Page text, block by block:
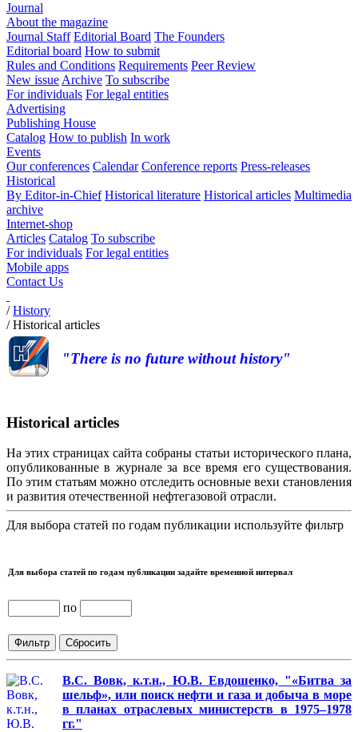
Journal
About the magazine
Journal Staff Editorial Board The Founders
Editorial board How to submit
Rules and Conditions Requirements Peer Review
New issue Archive To subscribe
For individuals For legal entities
Advertising
Publishing House
Catalog How to publish In work
Events
Our conferences Calendar Conference reports Press-releases
Historical
By Editor-in-Chief Historical literature Historical articles Multimedia
archive
Internet-shop
Articles Catalog To subscribe
For individuals For legal entities
Mobile apps
Contact Us
/History
/Historical articles
"There is no future without history"
Historical articles
На этих страницах сайта собраны статьи исторического плана,
опубликованные в журнале за все время его существования.
По этим статьям можно отследить основные вехи становления
и развития отечественной нефтегазовой отрасли.
Для выбора статей по годам публикации используйте фильтр
Для выбора статей по годам публикации задайте временной интервал
по
В.С. Вовк, к.т.н., Ю.В. Евдошенко, "«Битва за
шельф», или поиск нефти и газа и добыча в море
в планах отраслевых министерств в 1975–1978
гг."